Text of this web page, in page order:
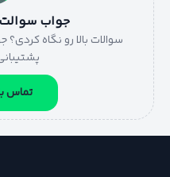
جواب سوالت
سوالات بالا رو نگاه
تماس